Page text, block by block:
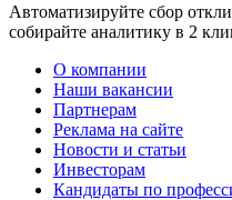
Автоматизируйте сбор
собирайте аналитику в 2
О компании
Наши вакансии
Партнерам
Реклама на сайте
Новости и статьи
Инвесторам
Кандидаты по